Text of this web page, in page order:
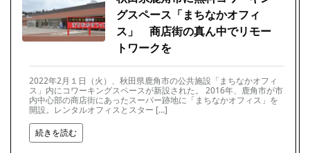
グスペース「まちなかオフィ
ス」 商店街の真ん中でリモー
トワークを
2022年2月１日（火）、秋田県鹿角市の公共施設「まちなかオフィ
ス」内にコワーキングスペースが新設された。 2016年、鹿角市が市
内中心部の商店街にあったスーパー跡地に「まちなかオフィス」を
開設。レンタルオフィスとスター […]
続きを読む